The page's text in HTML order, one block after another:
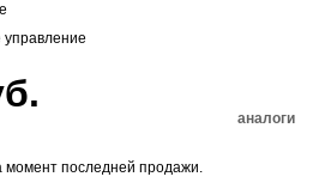
управление
аналоги
момент последней продажи.